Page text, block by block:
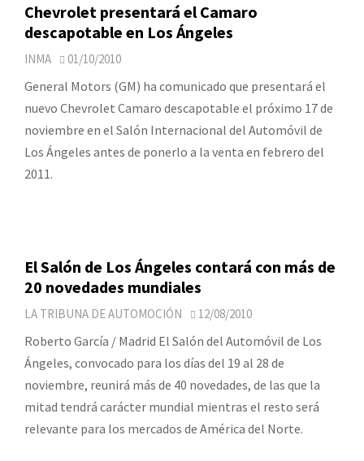
Chevrolet presentará el Camaro
descapotable en Los Ángeles
INMA 01/10/2010
General Motors (GM) ha comunicado que presentará el
nuevo Chevrolet Camaro descapotable el próximo 17 de
noviembre en el Salón Internacional del Automóvil de
Los Ángeles antes de ponerlo a la venta en febrero del
2011.
El Salón de Los Ángeles contará con más de
20 novedades mundiales
LA TRIBUNA DE AUTOMOCIÓN 12/08/2010
Roberto García / Madrid El Salón del Automóvil de Los
Ángeles, convocado para los días del 19 al 28 de
noviembre, reunirá más de 40 novedades, de las que la
mitad tendrá carácter mundial mientras el resto será
relevante para los mercados de América del Norte.